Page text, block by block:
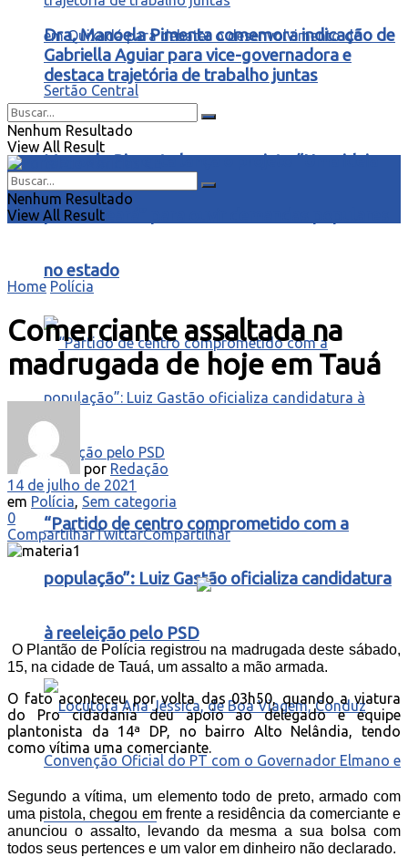
Manoela Pimenta lança o projeto “Uma ideia
para o Ceará” para ouvir demandas populares
no estado
“Partido de centro comprometido com a
população”: Luiz Gastão oficializa candidatura
à reeleição pelo PSD
Dra. Manoela Pimenta comemora indicação de
Gabriella Aguiar para vice-governadora e
destaca trajetória de trabalho juntas
Nenhum Resultado
View All Result
Nenhum Resultado
View All Result
Home Polícia
Comerciante assaltada na
madrugada de hoje em Tauá
por Redação
14 de julho de 2021
em Polícia, Sem categoria
0
CompartilharTwittarCompartilhar
O Plantão de Polícia registrou na madrugada deste sábado,
15, na cidade de Tauá, um assalto a mão armada.
O fato aconteceu por volta das 03h50, quando a viatura
do Pro cidadania deu apoio ao delegado e equipe
plantonista da 14ª DP, no bairro Alto Nelândia, tendo
como vítima uma comerciante.
Segundo a vítima, um elemento todo de preto, armado com
uma pistola, chegou em frente a residência da comerciante e
anunciou o assalto, levando da mesma a sua bolsa com
todos seus pertences e um valor em dinheiro não declarado.